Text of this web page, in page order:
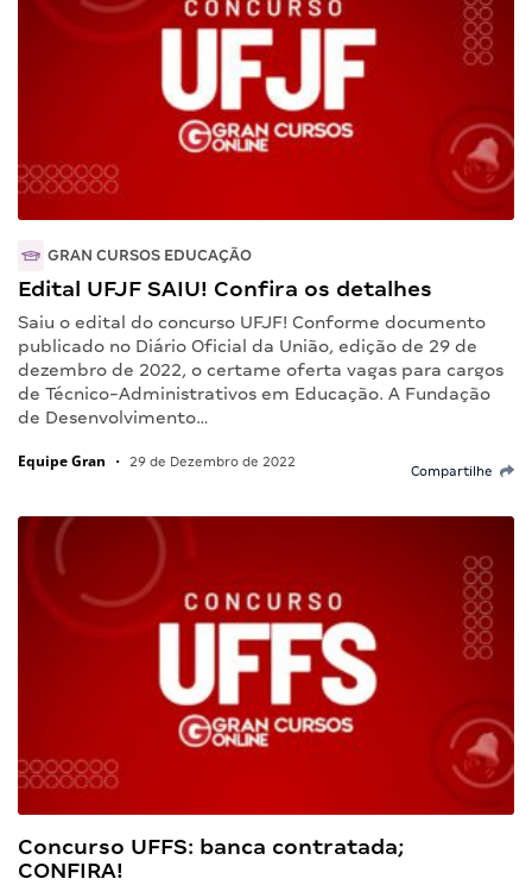
GRAN CURSOS EDUCAÇÃO
Edital UFJF SAIU! Confira os detalhes
Saiu o edital do concurso UFJF! Conforme documento
publicado no Diário Oficial da União, edição de 29 de
dezembro de 2022, o certame oferta vagas para cargos
de Técnico-Administrativos em Educação. A Fundação
de Desenvolvimento…
Equipe Gran • 29 de Dezembro de 2022
Compartilhe
Concurso UFFS: banca contratada;
CONFIRA!